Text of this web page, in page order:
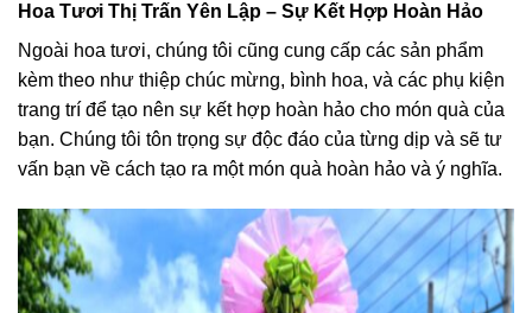
Hoa Tươi Thị Trấn Yên Lập – Sự Kết Hợp Hoàn Hảo
Ngoài hoa tươi, chúng tôi cũng cung cấp các sản phẩm
kèm theo như thiệp chúc mừng, bình hoa, và các phụ kiện
trang trí để tạo nên sự kết hợp hoàn hảo cho món quà của
bạn. Chúng tôi tôn trọng sự độc đáo của từng dịp và sẽ tư
vấn bạn về cách tạo ra một món quà hoàn hảo và ý nghĩa.